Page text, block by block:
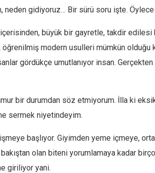
neden gidiyoruz… Bir sürü soru işte.
büyük bir gayretle, takdir edilesi
modern usulleri mümkün olduğu
gördükçe umutlanıyor insan.
bir durumdan söz etmiyorum. İlla ki
sermek niyetindeyim.
başlıyor. Giyimden yeme içmeye,
bakıştan olan biteni yorumlamaya kadar
giriliyor yani.